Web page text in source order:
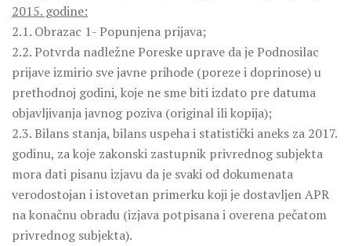
2015. godine:
2.1. Obrazac 1- Popunjena prijava;
2.2. Potvrda nadležne Poreske uprave da je Podnosilac
prijave izmirio sve javne prihode (poreze i doprinose) u
prethodnoj godini, koje ne sme biti izdato pre datuma
objavljivanja javnog poziva (original ili kopija);
2.3. Bilans stanja, bilans uspeha i statistički aneks za 2017.
godinu, za koje zakonski zastupnik privrednog subjekta
mora dati pisanu izjavu da je svaki od dokumenata
verodostojan i istovetan primerku koji je dostavljen APR
na konačnu obradu (izjava potpisana i overena pečatom
privrednog subjekta).